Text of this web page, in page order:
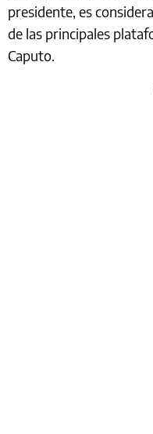
presidente, es
de las principales
Caputo.